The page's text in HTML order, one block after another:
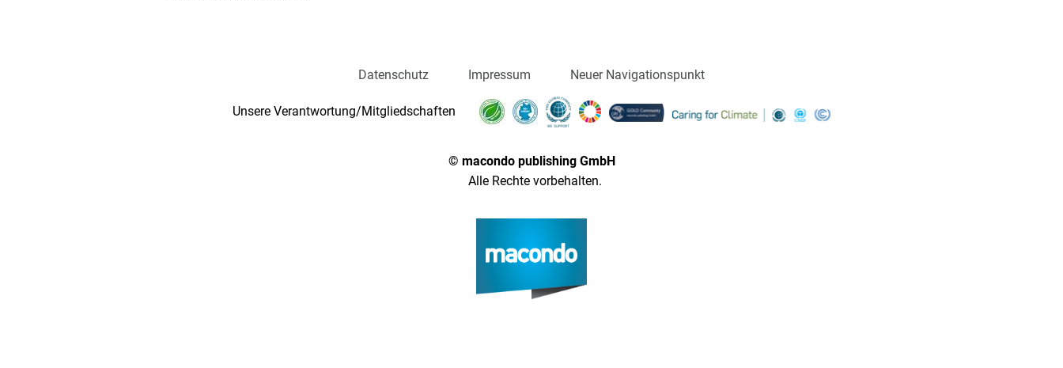
Datenschutz Impressum Neuer Navigationspunkt
Unsere Verantwortung/Mitgliedschaften
© macondo publishing GmbH
Alle Rechte vorbehalten.